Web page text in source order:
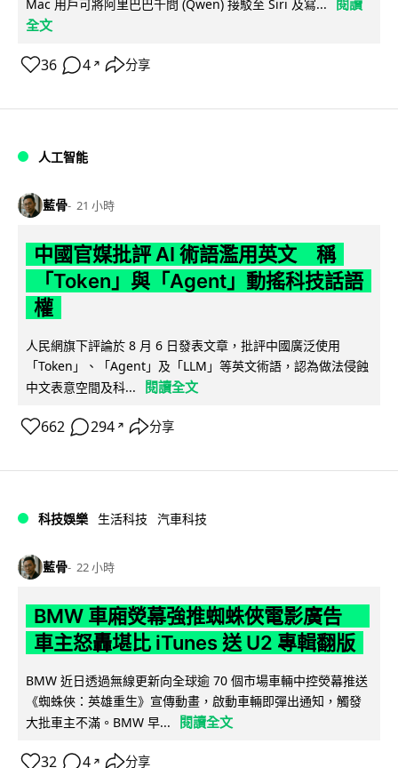
Mac 用戶可將阿里巴巴千問 (Qwen) 接駁至 Siri 及寫...
全文
36 4 ↗ 分享
人工智能
藍骨 21 小時
中國官媒批評 AI 術語濫用英文 稱
「Token」與「Agent」動搖科技話語
權
人民網旗下評論於 8 月 6 日發表文章，批評中國廣泛使用
「Token」、「Agent」及「LLM」等英文術語，認為做法侵蝕
中文表意空間及科...
閱讀全文
662 294 ↗ 分享
科技娛樂 生活科技 汽車科技
藍骨 22 小時
BMW 車廂熒幕強推蜘蛛俠電影廣告
車主怒轟堪比 iTunes 送 U2 專輯翻版
BMW 近日透過無線更新向全球逾 70 個市場車輛中控熒幕推送
《蜘蛛俠：英雄重生》宣傳動畫，啟動車輛即彈出通知，觸發
大批車主不滿。BMW 早...
閱讀全文
32 4 ↗ 分享